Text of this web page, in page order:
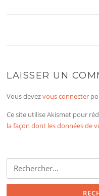
LAISSER UN
Vous devezvous connecter
Ce site utilise Akismet pour
la façon dont les données de
Rechercher :